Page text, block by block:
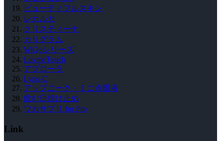
ビューティフルスキン
レカルカ
クリスティーナ
カリグラム
WiQoシリーズ
LovmeTouch
アプローラ
Lypo-C
アップニーク・ミニ点眼液
飲む日焼け止め
ワカサプリ for Pro
Link